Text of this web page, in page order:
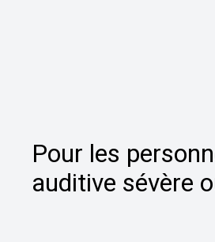
Pour les
auditive sévère